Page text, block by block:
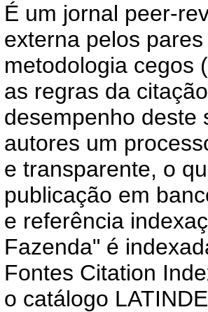
É um jornal peer-
externa pelos
metodologia cegos
as regras da
desempenho deste
autores um
e transparente, o
publicação em
e referência
Fazenda" é
Fontes Citation
o catálogo